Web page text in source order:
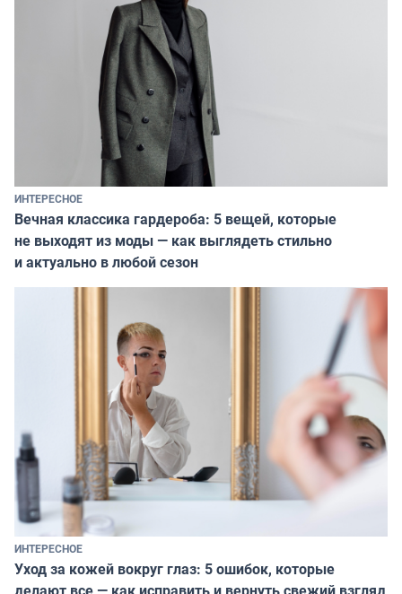
ИНТЕРЕСНОЕ
Вечная классика гардероба: 5 вещей, которые
не выходят из моды — как выглядеть стильно
и актуально в любой сезон
ИНТЕРЕСНОЕ
Уход за кожей вокруг глаз: 5 ошибок, которые